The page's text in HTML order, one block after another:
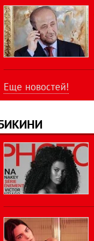
Еще новостей!